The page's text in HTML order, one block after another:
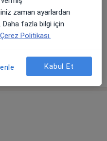
Gültepe Mah. Halkalı Cd No: 99, Küçükçekmece
zaman ayarlardan
Daha fazla bilgi için
Çerez Politikası.
Kabul Et